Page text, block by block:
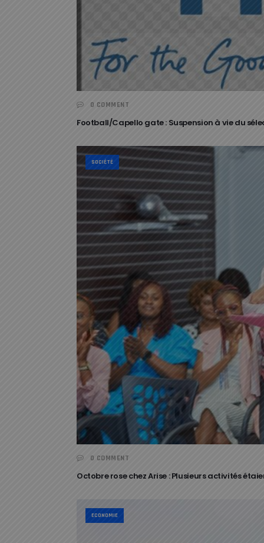
0 COMMENT
Football/Capello gate : Suspension à vie du
SOCIÉTÉ
0 COMMENT
Octobre rose chez Arise : Plusieurs activités
ECONOMIE